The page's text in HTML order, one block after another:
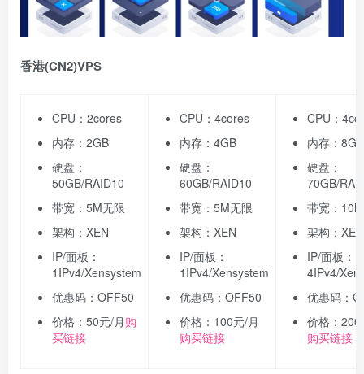
香港(CN2)VPS
CPU：2cores
内存：2GB
硬盘：
50GB/RAID10
带宽：5M无限
架构：XEN
IP/面板：
1IPv4/Xensystem
优惠码：OFF50
价格：50元/月 购
买链接
CPU：4cores
内存：4GB
硬盘：
60GB/RAID10
带宽：5M无限
架构：XEN
IP/面板：
1IPv4/Xensystem
优惠码：OFF50
价格：100元/月
购买链接
CPU：
内存：8GB
硬盘：
70GB/
带宽：
架构：XEN
IP/面板：
4IPv4/
优惠码：
价格：200
购买链接